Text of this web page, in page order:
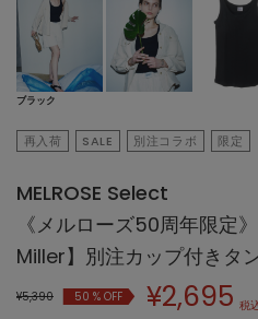
ブラック
再入荷 SALE 別注コラボ 限定
MELROSE Select
《メルローズ50周年限定
Miller】別注カップ付きタ
¥5,390 50% OFF ¥2,695 税